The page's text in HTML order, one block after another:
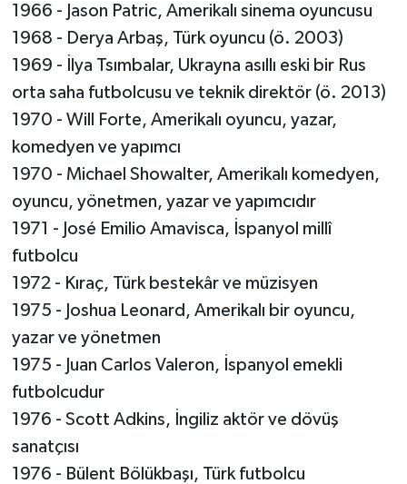
1966 - Jason Patric, Amerikalı sinema oyuncusu
1968 - Derya Arbaş, Türk oyuncu (ö. 2003)
1969 - İlya Tsımbalar, Ukrayna asıllı eski bir Rus
orta saha futbolcusu ve teknik direktör (ö. 2013)
1970 - Will Forte, Amerikalı oyuncu, yazar,
komedyen ve yapımcı
1970 - Michael Showalter, Amerikalı komedyen,
oyuncu, yönetmen, yazar ve yapımcıdır
1971 - José Emilio Amavisca, İspanyol millî
futbolcu
1972 - Kıraç, Türk bestekâr ve müzisyen
1975 - Joshua Leonard, Amerikalı bir oyuncu,
yazar ve yönetmen
1975 - Juan Carlos Valeron, İspanyol emekli
futbolcudur
1976 - Scott Adkins, İngiliz aktör ve dövüş
sanatçısı
1976 - Bülent Bölükbaşı, Türk futbolcu